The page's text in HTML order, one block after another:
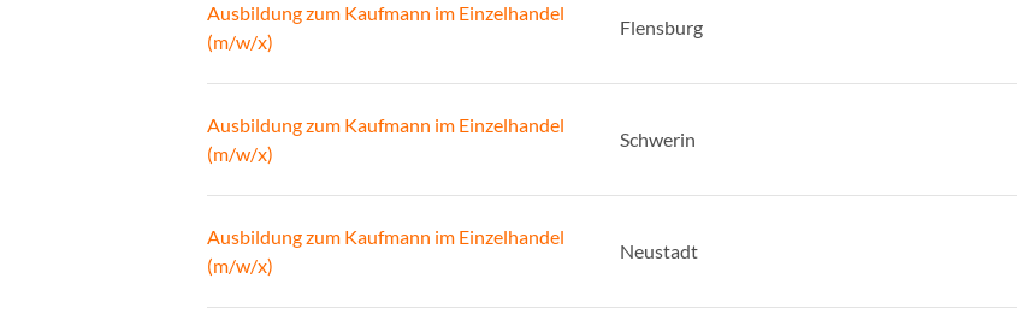
Ausbildung zum Kaufmann im Einzelhandel
(m/w/x)
Flensburg
Ausbildung zum Kaufmann im Einzelhandel
(m/w/x)
Schwerin
Ausbildung zum Kaufmann im Einzelhandel
(m/w/x)
Neustadt